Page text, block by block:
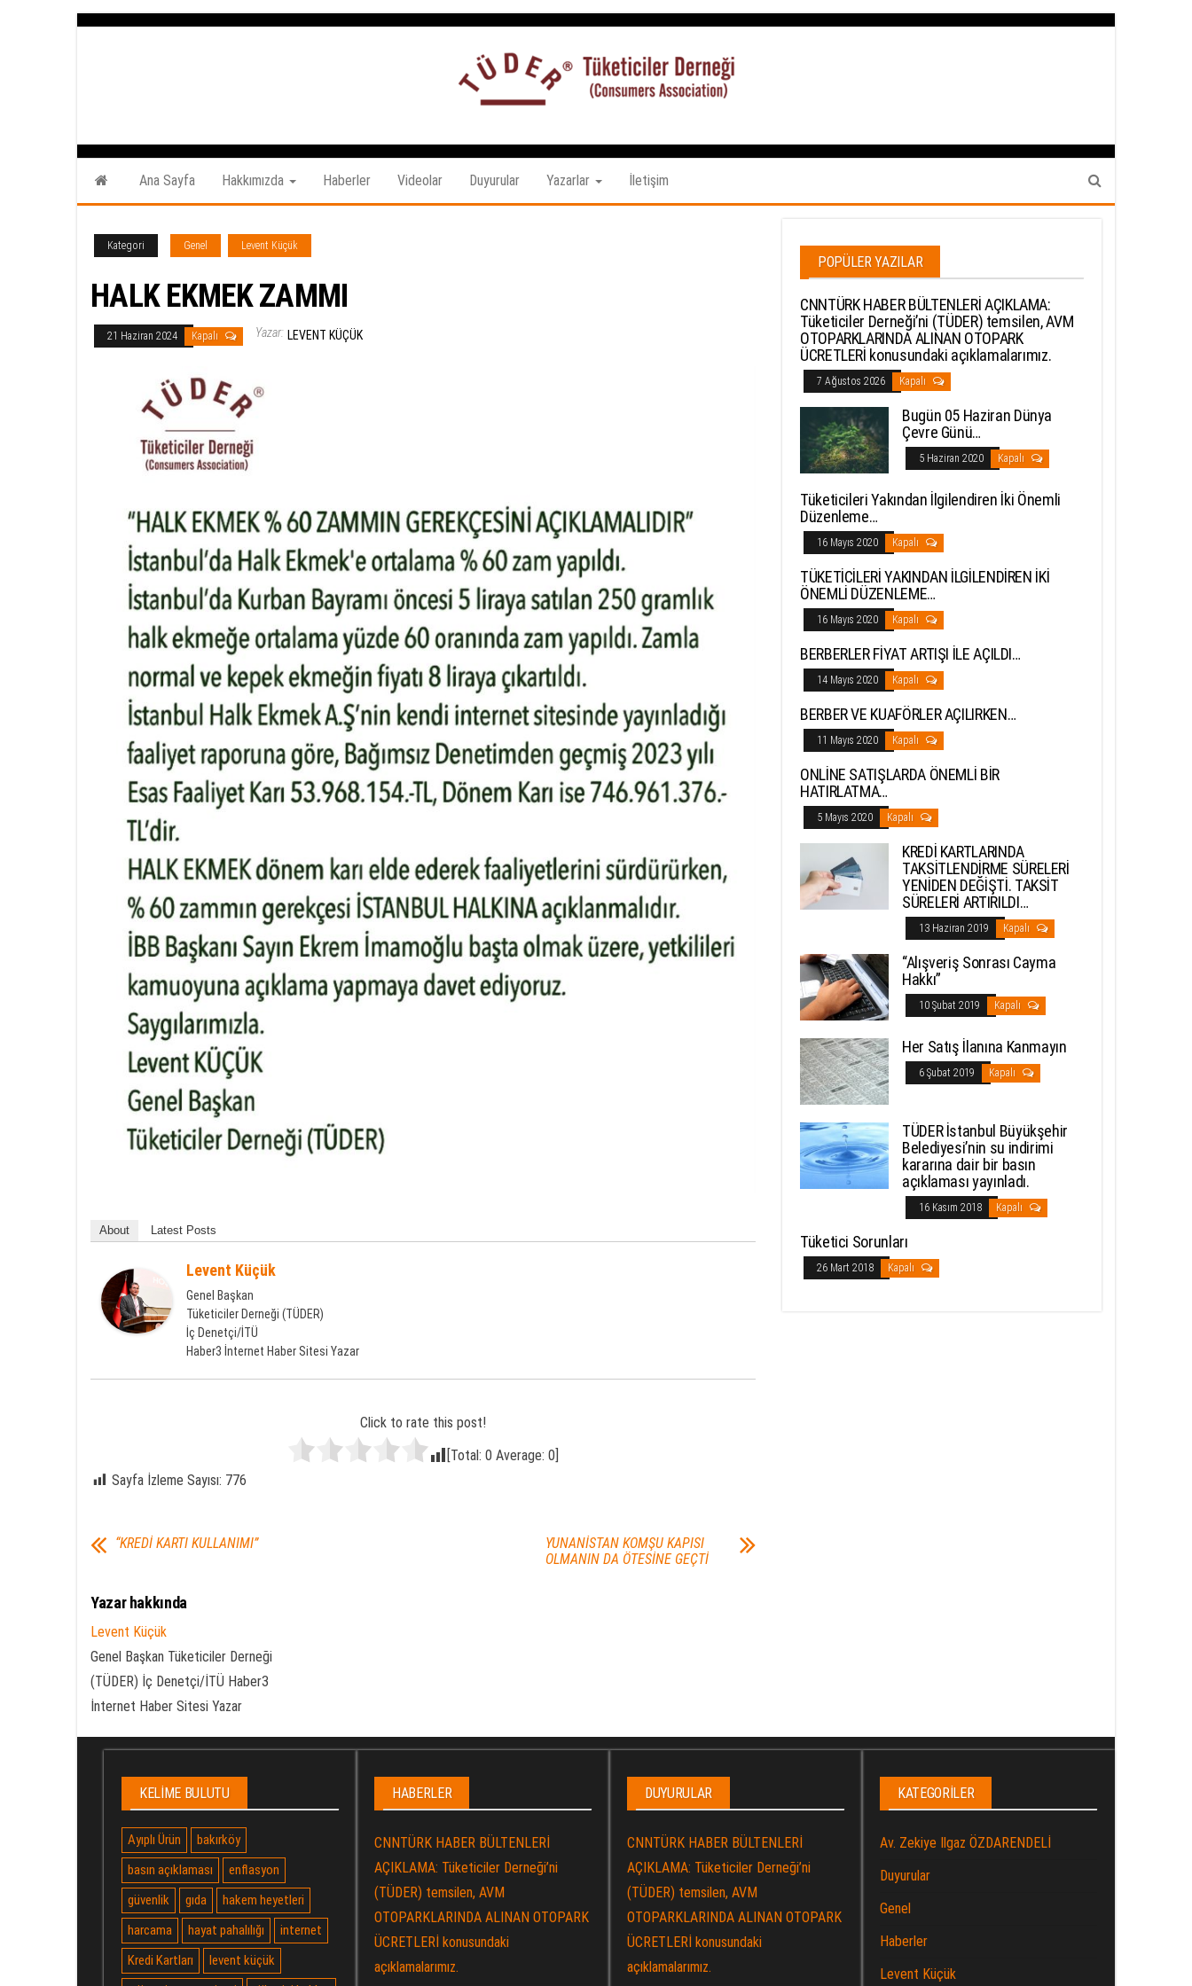
İçeriğe
Tüketiciler
Derneği
tuketicilerdernegi.org.tr
Ana Sayfa Hakkımızda Haberler Videolar Duyurular Yazarlar İletişim
Kategori Genel Levent Küçük
HALK EKMEK ZAMMI
21 Haziran 2024 Kapalı Yazar: LEVENT KÜÇÜK
About Latest Posts
Levent Küçük
Genel Başkan
Tüketiciler Derneği (TÜDER)
İç Denetçi/İTÜ
Haber3 İnternet Haber Sitesi Yazar
Click to rate this post!
[Total: 0 Average: 0
Sayfa İzleme Sayısı: 776
“KREDİ KARTI KULLANIMI”
YUNANİSTAN KOMŞU KAPISI
OLMANIN DA ÖTESİNE GEÇTİ
Yazar hakkında
Levent Küçük
Genel Başkan Tüketiciler Derneği
(TÜDER) İç Denetçi/İTÜ Haber3
İnternet Haber Sitesi Yazar
POPÜLER YAZILAR
CNNTÜRK HABER BÜLTENLERİ AÇIKLAMA:
Tüketiciler Derneği’ni (TÜDER) temsilen, AVM
OTOPARKLARINDA ALINAN OTOPARK
ÜCRETLERİ konusundaki açıklamalarımız.
7 Ağustos 2026 Kapalı
Bugün 05 Haziran Dünya
Çevre Günü…
5 Haziran 2020 Kapalı
Tüketicileri Yakından İlgilendiren İki Önemli
Düzenleme…
16 Mayıs 2020 Kapalı
TÜKETİCİLERİ YAKINDAN İLGİLENDİREN İKİ
ÖNEMLİ DÜZENLEME…
16 Mayıs 2020 Kapalı
BERBERLER FİYAT ARTIŞI İLE AÇILDI…
14 Mayıs 2020 Kapalı
BERBER VE KUAFÖRLER AÇILIRKEN…
11 Mayıs 2020 Kapalı
ONLİNE SATIŞLARDA ÖNEMLİ BİR
HATIRLATMA…
5 Mayıs 2020 Kapalı
KREDİ KARTLARINDA
TAKSİTLENDİRME SÜRELERİ
YENİDEN DEĞİŞTİ. TAKSİT
SÜRELERİ ARTIRILDI…
13 Haziran 2019 Kapalı
“Alışveriş Sonrası Cayma
Hakkı”
10 Şubat 2019 Kapalı
Her Satış İlanına Kanmayın
6 Şubat 2019 Kapalı
TÜDER İstanbul Büyükşehir
Belediyesi’nin su indirimi
kararına dair bir basın
açıklaması yayınladı.
16 Kasım 2018 Kapalı
Tüketici Sorunları
26 Mart 2018 Kapalı
KELIME BULUTU
Ayıplı Ürün
bakırköy
basın açıklaması
enflasyon
güvenlik
gıda
hakem heyetleri
harcama
hayat pahalılığı
internet
Kredi Kartları
levent küçük
HABERLER
CNNTÜRK HABER BÜLTENLERİ
AÇIKLAMA: Tüketiciler Derneği’ni
(TÜDER) temsilen, AVM
OTOPARKLARINDA ALINAN OTOPARK
ÜCRETLERİ konusundaki
açıklamalarımız.
DUYURULAR
CNNTÜRK HABER BÜLTENLERİ
AÇIKLAMA: Tüketiciler Derneği’ni
(TÜDER) temsilen, AVM
OTOPARKLARINDA ALINAN OTOPARK
ÜCRETLERİ konusundaki
açıklamalarımız.
KATEGORILER
Av. Zekiye Ilgaz ÖZDARENDELİ
Duyurular
Genel
Haberler
Levent Küçük